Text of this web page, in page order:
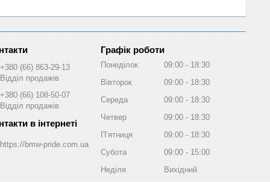
+380 (66) 863-29-13
Відділ продажів
+380 (66) 108-50-07
Відділ продажів
https://bmw-pride.com.ua
Графік роботи
Понеділок 09:00
18:30
Вівторок
09:00
18:30
Середа
09:00
18:30
Четвер
09:00
18:30
Пʼятниця
09:00
18:30
Субота
09:00
15:00
Неділя
Вихідний